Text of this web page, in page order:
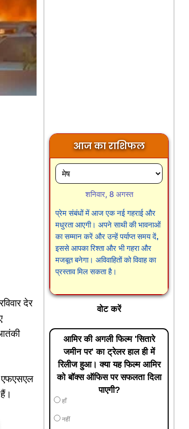
देर
एफएसएल
आज का राशिफल
शनिवार, 8 अगस्त
प्रेम संबंधों में आज एक नई गहराई और
मधुरता आएगी। अपने साथी की भावनाओं
का सम्मान करें और उन्हें पर्याप्त समय दें,
इससे आपका रिश्ता और भी गहरा और
मजबूत बनेगा। अविवाहितों को विवाह का
प्रस्ताव मिल सकता है।
वोट करें
आमिर की अगली फिल्म 'सितारे
जमीन पर' का ट्रेलर हाल ही में
रिलीज हुआ। क्या यह फिल्म आमिर
को बॉक्स ऑफिस पर सफलता दिला
पाएगी?
हाँ
नहीं